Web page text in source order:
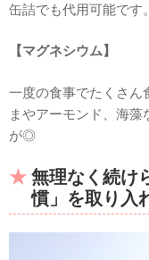
缶詰でも代用可能です。
【マグネシウム】
一度の食事でたくさん
まやアーモンド、海
が◎
無理なく続け
慣」を取り入